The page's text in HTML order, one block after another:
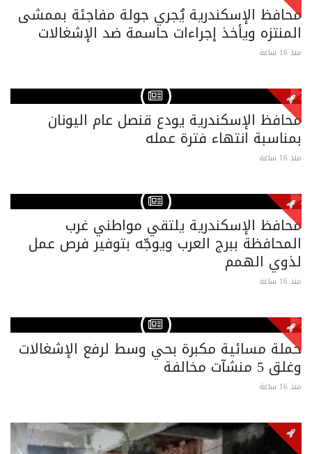
محافظ الإسكندرية يُجري جولة مفاجئة بممشى
المنتزه ويأخذ إجراءات حاسمة ضد الإشغالات
منذ 16 ساعة
محافظ الإسكندرية يودع قنصل عام اليونان
بمناسبة انتهاء فترة عمله
منذ 16 ساعة
محافظ الإسكندرية يلتقي مواطني غرب
المحافظة ببرج العرب ويوجّه بتوفير فرص عمل
لذوي الهمم
منذ 16 ساعة
حملة مسائية مكبرة بحي وسط لرفع الإشغالات
وغلق 5 منشآت مخالفة
منذ 16 ساعة